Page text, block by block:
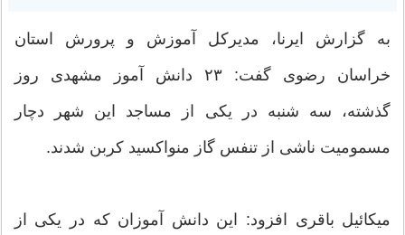
به گزارش ایرنا، مدیرکل آموزش و پرورش استان
خراسان رضوی گفت: ۲۳ دانش آموز مشهدی روز
گذشته، سه شنبه در یکی از مساجد این شهر دچار
مسمومیت ناشی از تنفس گاز منواکسید کربن شدند.
میکائیل باقری افزود: این دانش آموزان که در یکی از